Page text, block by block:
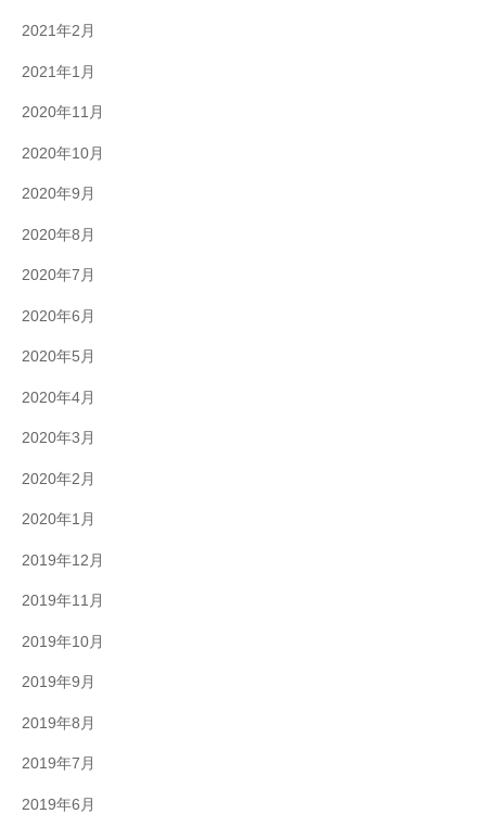
2021年2月
2021年1月
2020年11月
2020年10月
2020年9月
2020年8月
2020年7月
2020年6月
2020年5月
2020年4月
2020年3月
2020年2月
2020年1月
2019年12月
2019年11月
2019年10月
2019年9月
2019年8月
2019年7月
2019年6月